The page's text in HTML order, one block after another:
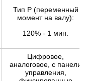
Тип Р (переменный
момент на валу):
120% - 1 мин.
Цифровое,
аналоговое, с панели
управления,